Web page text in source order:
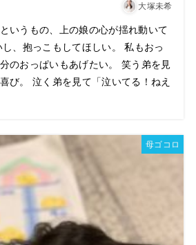
大塚未希
いうもの、上の娘の心が揺れ動いて
、抱っこもしてほしい。 私もおっ
のおっぱいもあげたい。 笑う弟を見
び。 泣く弟を見て「泣いてる！ねえ
母ゴコロ